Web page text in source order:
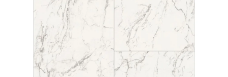
hvězdiček.